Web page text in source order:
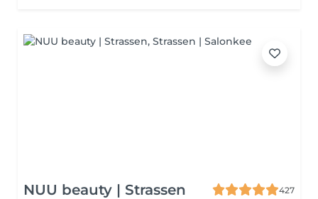
NUU beauty | Strassen
427